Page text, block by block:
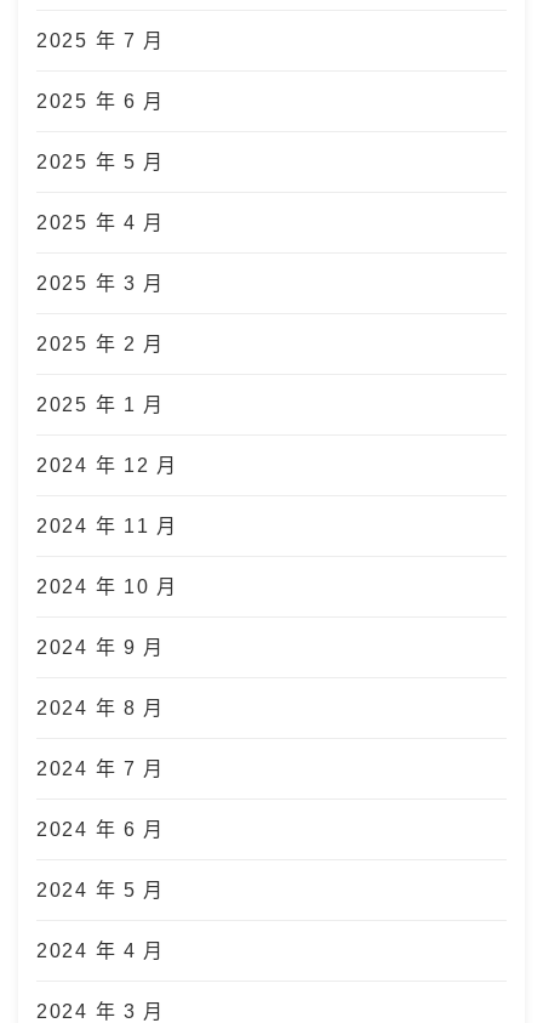
2025 年 7 月
2025 年 6 月
2025 年 5 月
2025 年 4 月
2025 年 3 月
2025 年 2 月
2025 年 1 月
2024 年 12 月
2024 年 11 月
2024 年 10 月
2024 年 9 月
2024 年 8 月
2024 年 7 月
2024 年 6 月
2024 年 5 月
2024 年 4 月
2024 年 3 月